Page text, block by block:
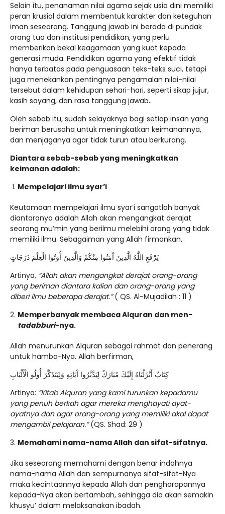
Selain itu, penanaman nilai agama sejak usia dini memiliki
peran krusial dalam membentuk karakter dan keteguhan
iman seseorang. Tanggung jawab ini berada di pundak
orang tua dan institusi pendidikan, yang perlu
memberikan bekal keagamaan yang kuat kepada
generasi muda. Pendidikan agama yang efektif tidak
hanya terbatas pada penguasaan teks-teks suci, tetapi
juga menekankan pentingnya pengamalan nilai-nilai
tersebut dalam kehidupan sehari-hari, seperti sikap jujur,
kasih sayang, dan rasa tanggung jawab.
Oleh sebab itu, sudah selayaknya bagi setiap insan yang
beriman berusaha untuk meningkatkan keimanannya,
dan menjaganya agar tidak turun atau berkurang.
Diantara sebab-sebab yang meningkatkan
keimanan adalah:
Mempelajari ilmu syar’i
Keutamaan mempelajari ilmu syar’i sangatlah banyak
diantaranya adalah Allah akan mengangkat derajat
seorang mu’min yang berilmu melebihi orang yang tidak
memiliki ilmu. Sebagaiman yang Allah firmankan,
يَرْفَعِ اللَّهُ الَّذِينَ آَمَنُوا مِنْكُمْ وَالَّذِينَ أُوتُوا الْعِلْمَ دَرَجَاتٍ
Artinya, “Allah akan mengangkat derajat orang-orang
yang beriman diantara kalian dan orang-orang yang
diberi ilmu beberapa derajat.”( QS. Al-Mujadilah : 11 )
Memperbanyak membaca Alquran dan men-
tadabburi-nya.
Allah menurunkan Alquran sebagai rahmat dan penerang
untuk hamba-Nya. Allah berfirman,
كِتَابٌ أَنْزَلْنَاهُ إِلَيْكَ مُبَارَكٌ لِيَدَّبَّرُوا آَيَاتِهِ وَلِيَتَذَكَّرَ أُولُو الْأَلْبَابِ
Artinya: “Kitab Alquran yang kami turunkan kepadamu
yang penuh berkah agar mereka menghayati ayat-
ayatnya dan agar orang-orang yang memiliki akal dapat
mengambil pelajaran.”(QS. Shad: 29 )
Memahami nama-nama Allah dan sifat-sifatnya.
Jika seseorang memahami dengan benar indahnya
nama-nama Allah dan sempurnanya sifat-sifat-Nya
maka kecintaannya kepada Allah dan pengharapannya
kepada-Nya akan bertambah, sehingga dia akan semakin
khusyu’ dalam melaksanakan ibadah.